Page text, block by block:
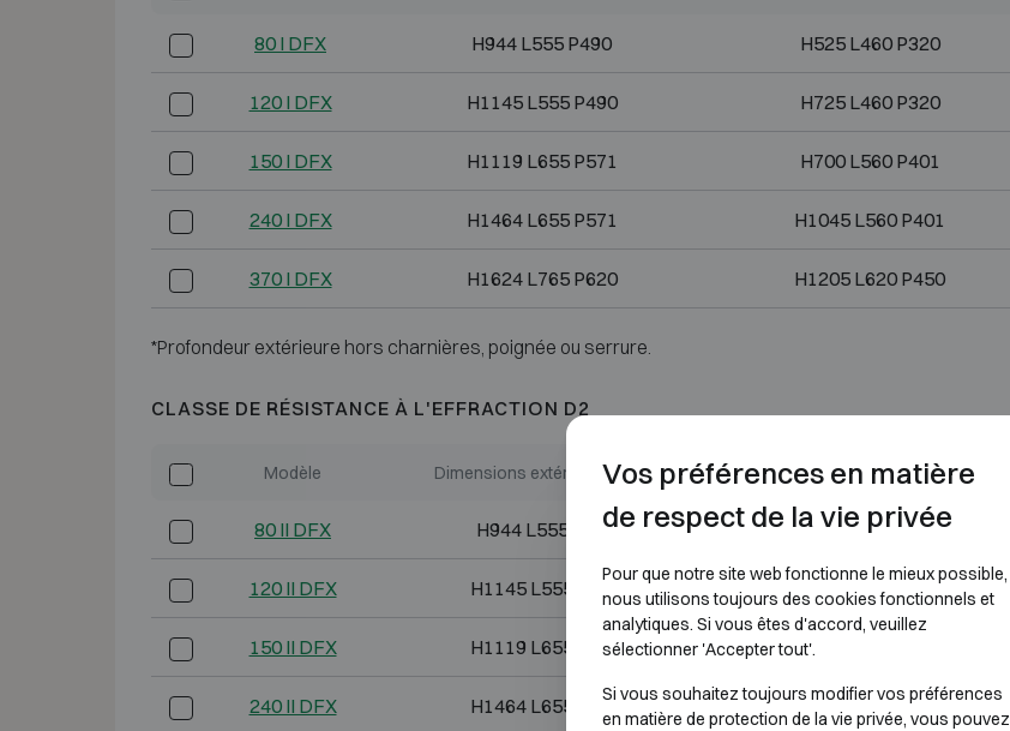
80 I DFX H944 L555 P490 H525 L460 P320
120 I DFX H1145 L555 P490 H725 L460 P320
150 I DFX H1119 L655 P571 H700 L560 P401
240 I DFX H1464 L655 P571 H1045 L560 P401
370 I DFX H1624 L765 P620 H1205 L620 P450
*Profondeur extérieure hors charnières, poignée ou serrure.
CLASSE DE RÉSISTANCE À L'EFFRACTION D2
Modèle Dimensions extérieures (mm) Dimensions internes (mm)
80 II DFX H944 L555 P490 H725 L460 P320
120 II DFX H1145 L555 P490 H725 L460 P320
150 II DFX H1119 L655 P571 H700 L560 P401
240 II DFX H1464 L655 P571 H1045 L560 P401
Vos préférences en matière
de respect de la vie privée
Pour que notre site web fonctionne le mieux possible,
nous utilisons toujours des cookies fonctionnels et
analytiques. Si vous êtes d'accord, veuillez
sélectionner 'Accepter tout'.
Si vous souhaitez toujours modifier vos préférences
en matière de protection de la vie privée, vous pouvez